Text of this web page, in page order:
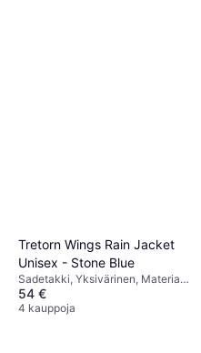
Tretorn Wings Rain Jacket
Unisex - Stone Blue
Sadetakki, Yksivärinen, Materiaali:
Polyuretaani, Polyesteri, Huppu,
Tuulenpitävä, Taskut, Vedenpitävä
54 €
4 kauppoja